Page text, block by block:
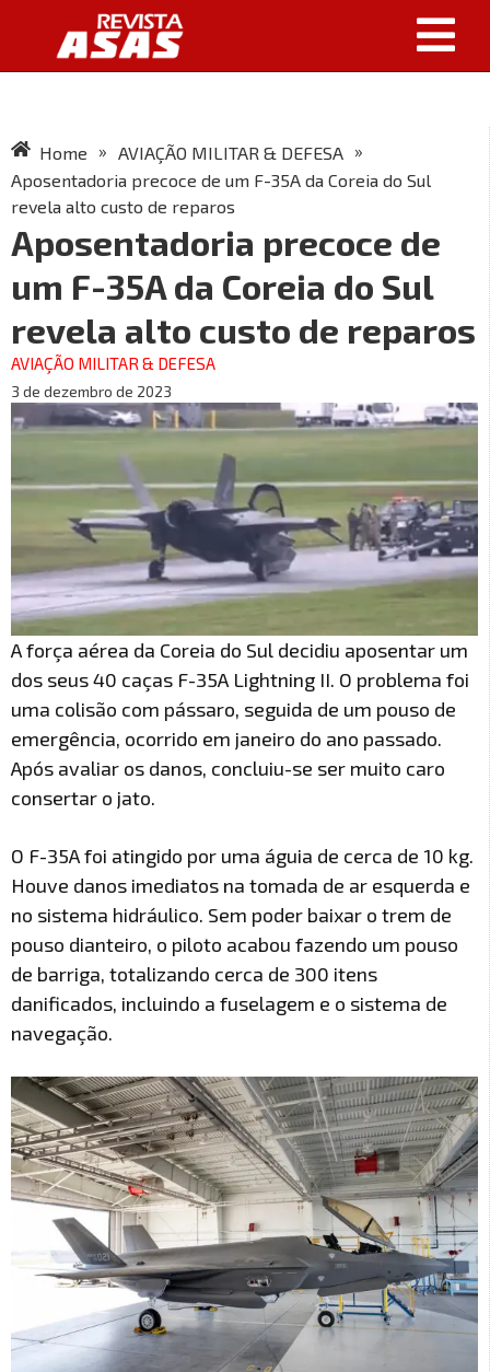
Home » AVIAÇÃO MILITAR & DEFESA »
Aposentadoria precoce de um F-35A da Coreia do Sul
revela alto custo de reparos
Aposentadoria precoce de
um F-35A da Coreia do Sul
revela alto custo de reparos
AVIAÇÃO MILITAR & DEFESA
3 de dezembro de 2023
A força aérea da Coreia do Sul decidiu aposentar um
dos seus 40 caças F-35A Lightning II. O problema foi
uma colisão com pássaro, seguida de um pouso de
emergência, ocorrido em janeiro do ano passado.
Após avaliar os danos, concluiu-se ser muito caro
consertar o jato.
O F-35A foi atingido por uma águia de cerca de 10 kg.
Houve danos imediatos na tomada de ar esquerda e
no sistema hidráulico. Sem poder baixar o trem de
pouso dianteiro, o piloto acabou fazendo um pouso
de barriga, totalizando cerca de 300 itens
danificados, incluindo a fuselagem e o sistema de
navegação.